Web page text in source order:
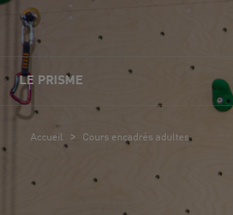
LE PRISME
Accueil > Cours encadrés adultes